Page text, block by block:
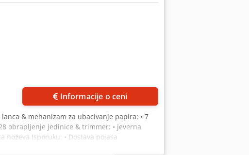
Informacije o ceni
& mehanizam za ubacivanje papira: • 7
obrapljenje jedinice & trimmer: • jeverna
noževa Isporuku: • Dostava pojasa